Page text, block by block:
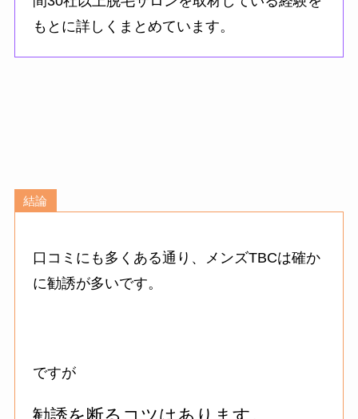
もとに詳しくまとめています。
結論
口コミにも多くある通り、メンズTBCは確か
に勧誘が多いです。
ですが